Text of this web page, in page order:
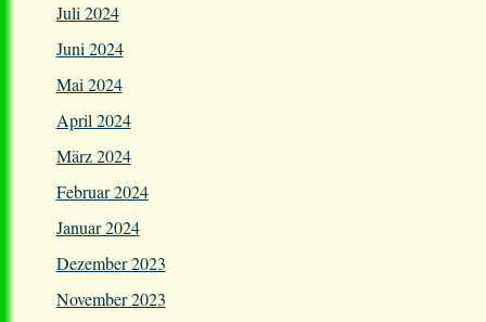
Juli 2024
Juni 2024
Mai 2024
April 2024
März 2024
Februar 2024
Januar 2024
Dezember 2023
November 2023